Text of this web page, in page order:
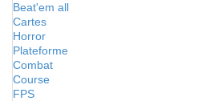
Beat'em all
Cartes
Horror
Plateforme
Combat
Course
FPS